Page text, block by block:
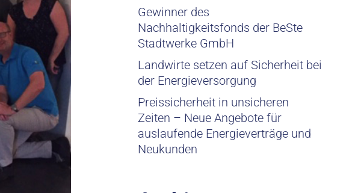
Gewinner des
Nachhaltigkeitsfonds der BeSte
Stadtwerke GmbH
Landwirte setzen auf Sicherheit bei
der Energieversorgung
Preissicherheit in unsicheren
Zeiten – Neue Angebote für
auslaufende Energieverträge und
Neukunden